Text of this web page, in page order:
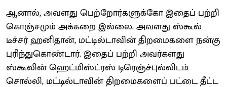
ஆனால், அவளது பெற்றோர்களுக்கோ இதைப் பற்றி
கொஞ்சமும் அக்கறை இல்லை. அவளது ஸ்கூல்
டீச்சர் ஹனிதான், மட்டில்டாவின் திறமைகளை நன்கு
புரிந்துகொண்டார். இதைப் பற்றி அவர்களது
ஸ்கூலின் ஹெட்மிஸ்ட்ரஸ் டிரெஞ்ச்புல்லிடம்
சொல்லி, மட்டில்டாவின் திறமைகளைப் பட்டை தீட்ட